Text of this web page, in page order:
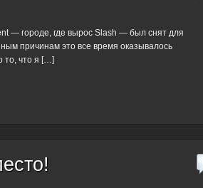
— городе, где вырос Slash — был снят для
причинам это все время оказывалось
то, что я […]